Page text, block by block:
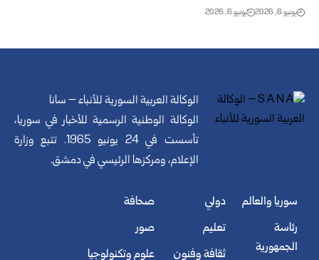
يونيو 6, 2026 يونيو 6, 2026
الوكالة العربية السورية للأنباء – سانا
الوكالة الوطنية الرسمية للأخبار في سوريا،
تأسست في 24 يونيو 1965. تتبع وزارة
الإعلام، ومركزها الرئيسي في دمشق.
سوريا والعالم
رئاسة
الجمهورية
دولي
تعليم
ثقافة وفنون
صحافة
صور
علوم وتكنولوجيا